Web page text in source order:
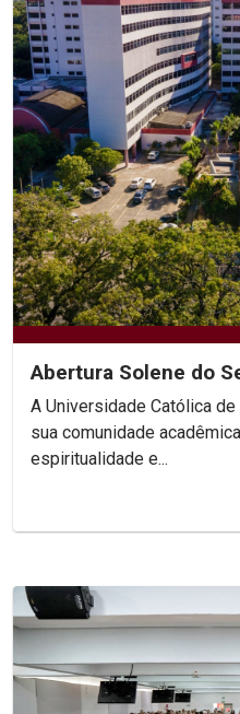
Abertura Solene do
A Universidade Católica
sua comunidade
espiritualidade e...